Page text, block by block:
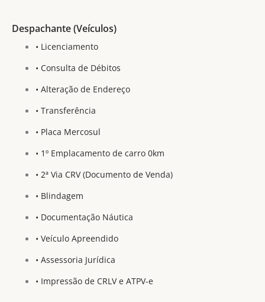
Despachante (Veículos)
• Licenciamento
• Consulta de Débitos
• Alteração de Endereço
• Transferência
• Placa Mercosul
• 1º Emplacamento de carro 0km
• 2ª Via CRV (Documento de Venda)
• Blindagem
• Documentação Náutica
• Veículo Apreendido
• Assessoria Jurídica
• Impressão de CRLV e ATPV-e